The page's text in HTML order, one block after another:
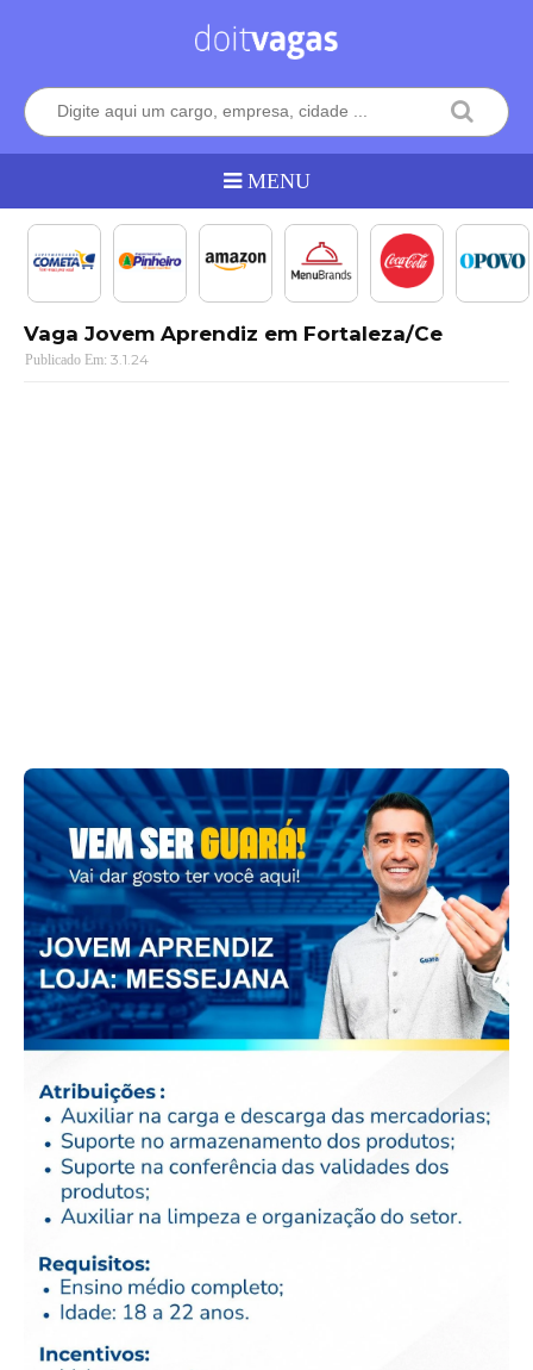
Vaga Jovem Aprendiz em Fortaleza/Ce
3.1.24